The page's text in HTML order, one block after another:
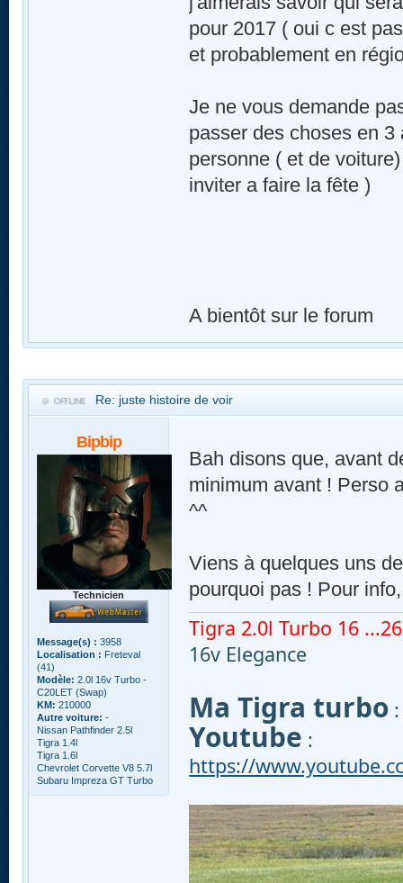
pour 2017 ( oui c est
et probablement en
Je ne vous demande
passer des choses en
personne ( et de
inviter a faire la fête )
A bientôt sur le forum
Re: juste histoire de voir
Bipbip
Technicien
Message(s) : 3958
Localisation : Freteval
(41)
Modèle: 2.0l 16v Turbo -
C20LET (Swap)
KM: 210000
Autre voiture: -
Nissan Pathfinder 2.5l
Tigra 1.4l
Tigra 1.6l
Chevrolet Corvette V8 5.7l
Subaru Impreza GT Turbo
Bah disons que, avant
minimum avant ! Perso
^^
Viens à quelques uns
pourquoi pas ! Pour
Tigra 2.0l Turbo 16
16v Elegance
Ma Tigra turbo
Youtube :
https://